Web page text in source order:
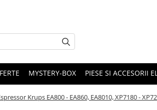
MYSTERY-BOX PIESE SI ACCESORII
Krups EA800 - EA860, EA8010, XP7180 -